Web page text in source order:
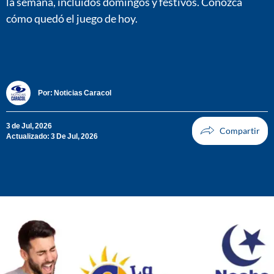
cómo quedó el juego de hoy.
Por: Noticias Caracol
3 de Jul, 2026
Actualizado: 3 De Jul, 2026